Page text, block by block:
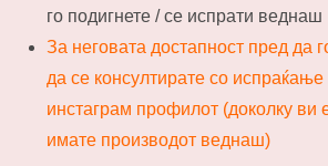
го подигнете / се испрати веднаш
За неговата достапност пред да
да се консултирате со
инстаграм профилот (доколку ви
имате производот веднаш)